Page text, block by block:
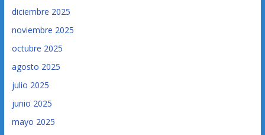
diciembre 2025
noviembre 2025
octubre 2025
agosto 2025
julio 2025
junio 2025
mayo 2025